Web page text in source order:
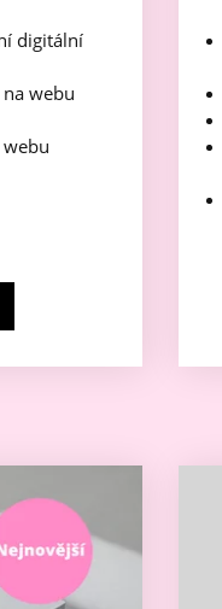
digitální
webu